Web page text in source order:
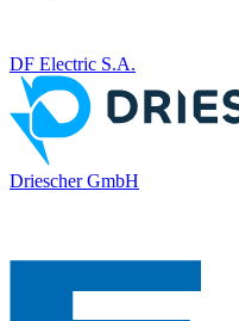
DF Electric S.A.
Driescher GmbH